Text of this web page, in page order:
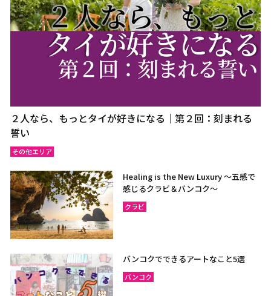
２人なら、もっとタイが好きになる｜第２回：刻まれる
誓い
その他エリア
Healing is the New Luxury ～五感で
感じるクラビ＆バンコク～
クラビ
バンコクでできるアートなこと5選
バンコク